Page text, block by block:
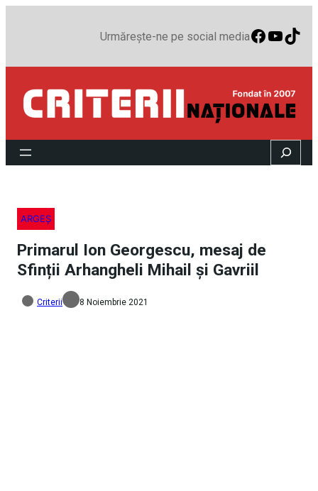
Urmărește-ne pe social media
Search
ARGEȘ
Primarul Ion Georgescu, mesaj de
Sfinții Arhangheli Mihail și Gavriil
Criterii 8 Noiembrie 2021